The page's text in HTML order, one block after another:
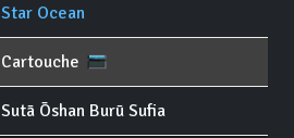
Star Ocean
Cartouche
Sutā Ōshan Burū Sufia